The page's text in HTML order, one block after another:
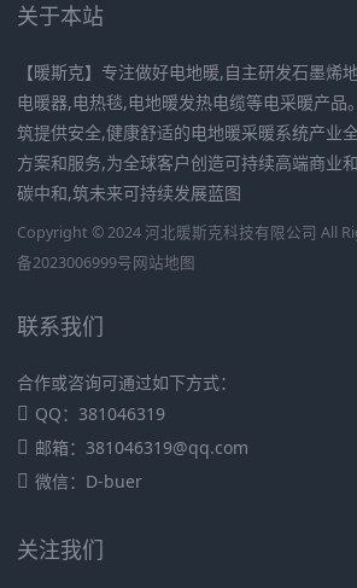
关于本站
【暖斯克】专注做好电地暖,自主研发石墨烯
电暖器,电热毯,电地暖发热电缆等电采暖产品
筑提供安全,健康舒适的电地暖采暖系统产业
方案和服务,为全球客户创造可持续高端商业
碳中和,筑未来可持续发展蓝图
Copyright © 2024 河北暖斯克科技有限公司 All
备2023006999号网站地图
联系我们
合作或咨询可通过如下方式：
QQ：381046319
邮箱：381046319@qq.com
微信：D-buer
关注我们